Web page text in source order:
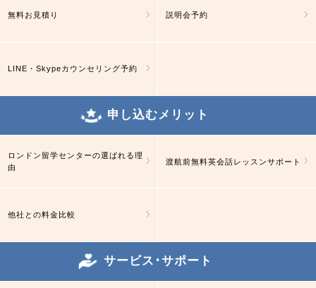
無料お見積り 説明会予約
LINE・Skypeカウンセリング予約
申し込むメリット
ロンドン留学センターの選ばれる理
由
渡航前無料英会話レッスンサポート
他社との料金比較
サービス･サポート